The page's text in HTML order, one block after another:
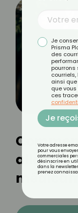
allergies
Je
Prisma
des
pourrons
ainsi
que vous
ces
Je
Votre adresse
pour vous
commerciales
désinscrire en
dans la
prenez